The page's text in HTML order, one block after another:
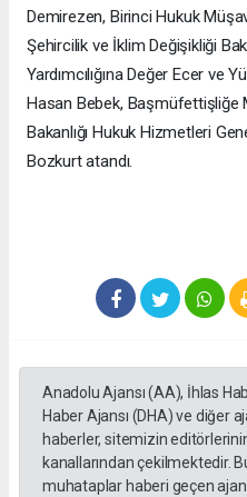
Demirezen, Birinci Hukuk
Şehircilik ve İklim Değişikliği
Yardımcılığına Değer Ecer ve
Hasan Bebek, Başmüfettişliğe
Bakanlığı Hukuk Hizmetleri
Bozkurt atandı.
Anadolu Ajansı (AA), İhlas
Haber Ajansı (DHA) ve diğer
haberler, sitemizin
kanallarından çekilmektedir.
muhataplar haberi geçen